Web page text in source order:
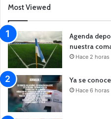
Most Viewed
Agenda
nuestra
Hace 2 horas
Ya se
Hace 6 horas